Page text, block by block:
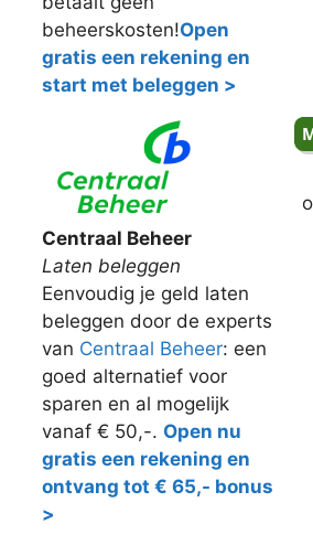
beheerskosten!Open
gratis een rekening en
start met beleggen >
Centraal Beheer
Laten beleggen
Eenvoudig je geld laten
beleggen door de experts
van Centraal Beheer: een
goed alternatief voor
sparen en al mogelijk
vanaf € 50,-. Open nu
gratis een rekening en
ontvang tot € 65,- bonus
>